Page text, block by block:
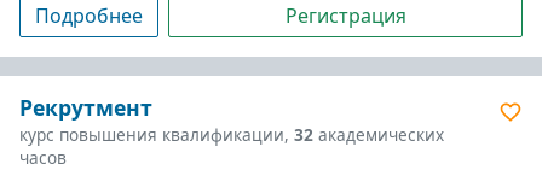
Подробнее Регистрация
Рекрутмент
курс повышения квалификации, 32 академических
часов